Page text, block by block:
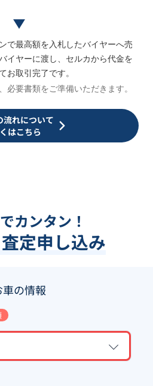
で最高額を入札したバイヤーへ売
イヤーに渡し、セルカから代金を
お取引完了です。
必要書類をご準備いただきます。
流れについて
はこちら
カンタン！
査定申し込み
車の情報